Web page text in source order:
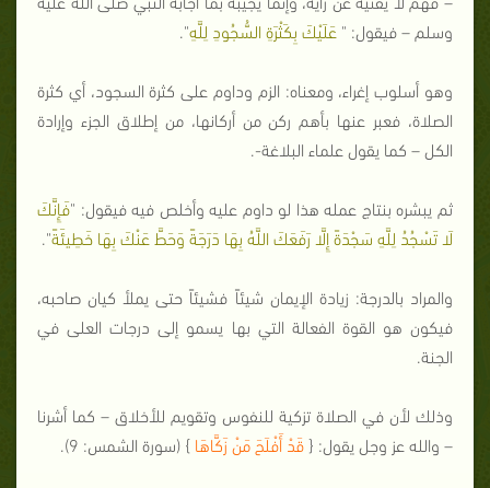
وسلم – فيقول: " عَلَيْكَ بِكَثْرَةِ السُّجُودِ لِلَّهِ".
وهو أسلوب إغراء، ومعناه: الزم وداوم على كثرة السجود، أي كثرة
الصلاة، فعبر عنها بأهم ركن من أركانها، من إطلاق الجزء وإرادة
الكل – كما يقول علماء البلاغة-.
ثم يبشره بنتاج عمله هذا لو داوم عليه وأخلص فيه فيقول: "فَإِنَّكَ
لَا تَسْجُدُ لِلَّهِ سَجْدَةً إِلَّا رَفَعَكَ اللَّهُ بِهَا دَرَجَةً وَحَطَّ عَنْكَ بِهَا خَطِيئَةً".
والمراد بالدرجة: زيادة الإيمان شيئاً فشيئاً حتى يملأ كيان صاحبه،
فيكون هو القوة الفعالة التي بها يسمو إلى درجات العلى في
الجنة.
وذلك لأن في الصلاة تزكية للنفوس وتقويم للأخلاق – كما أشرنا
– والله عز وجل يقول: {قَدْ أَفْلَحَ مَنْ زَكَّاهَا } (سورة الشمس: 9).